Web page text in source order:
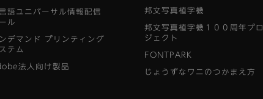
語ユニバーサル情報配信
ル
デマンド プリンティング
テム
法人向け製品
邦文写真植字機
邦文写真植字機１００周年プロ
ジェクト
FONTPARK
じょうずなワニのつかまえ方